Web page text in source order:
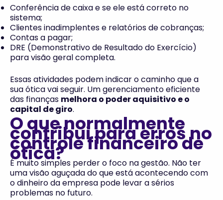
Conferência de caixa e se ele está correto no
sistema;
Clientes inadimplentes e relatórios de cobranças;
Contas a pagar;
DRE (Demonstrativo de Resultado do Exercício)
para visão geral completa.
Essas atividades podem indicar o caminho que a
sua ótica vai seguir. Um gerenciamento eficiente
das finanças melhora o poder aquisitivo e o
capital de giro.
O que normalmente
contribui para erros no
controle financeiro de
ótica?
É muito simples perder o foco na gestão. Não ter
uma visão aguçada do que está acontecendo com
o dinheiro da empresa pode levar a sérios
problemas no futuro.